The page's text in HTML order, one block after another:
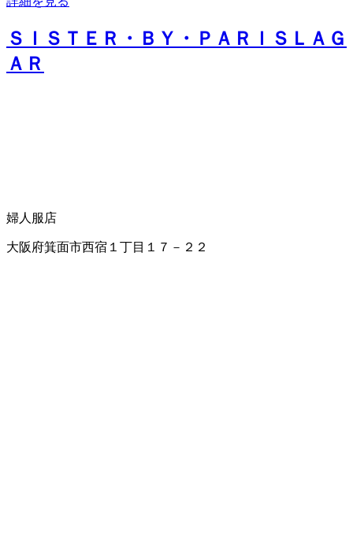
ＳＩＳＴＥＲ・ＢＹ・ＰＡＲＩＳＬＡＧ
ＡＲ
婦人服店
大阪府箕面市西宿１丁目１７－２２